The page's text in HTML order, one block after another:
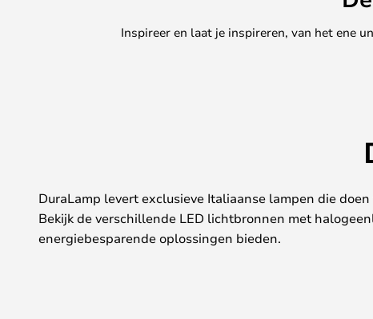
Inspireer en laat je inspireren, van het ene
DuraLamp levert exclusieve Italiaanse lampen die
Bekijk de verschillende LED lichtbronnen met
energiebesparende oplossingen bieden.